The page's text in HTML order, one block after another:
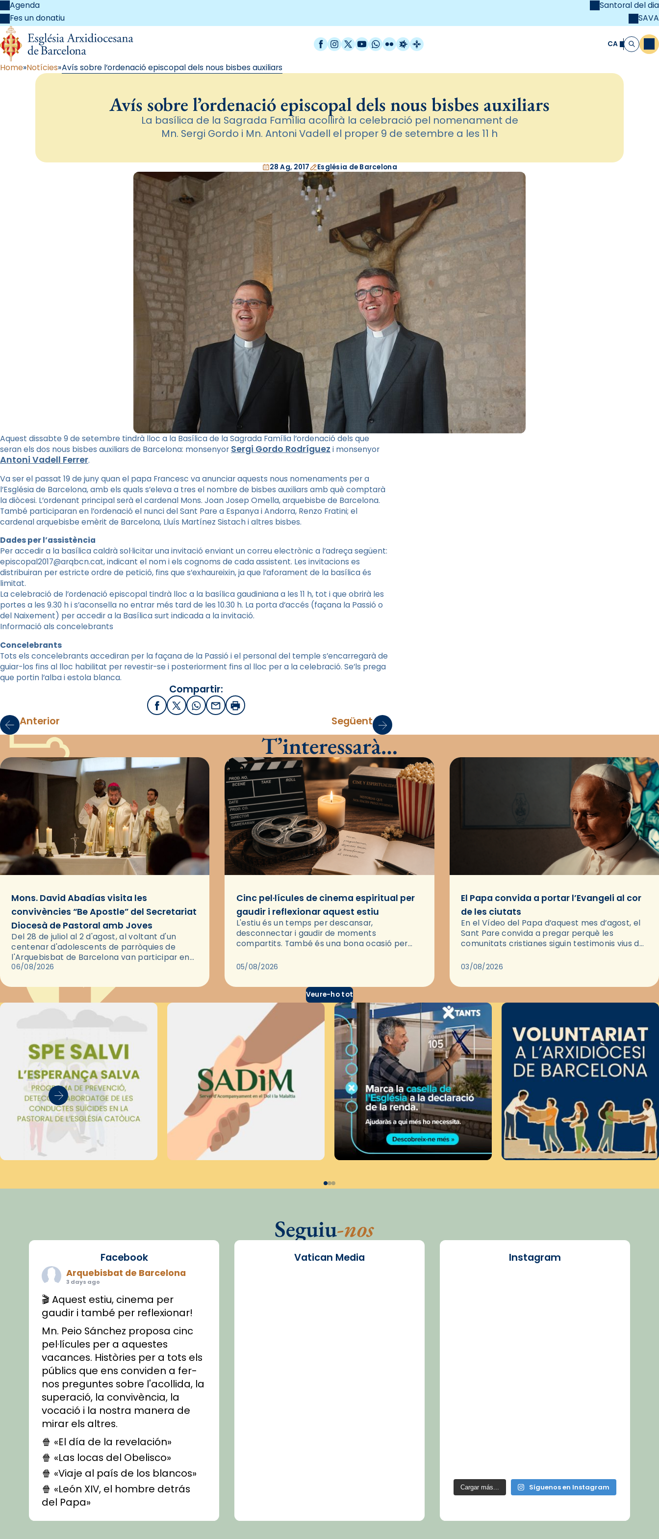
Agenda
Fes un donatiu
Santoral del dia
SAVA
Facebook
Instagram
X / Twitter
YouTube
WhatsApp
FlickrRadio Estel
Catalunya Cristiana CA Cerca
Home Notícies Avís sobre l’ordenació episcopal dels nous bisbes auxiliars
Avís sobre l’ordenació episcopal dels nous bisbes auxiliars
La basílica de la Sagrada Família acollirà la celebració pel nomenament de
Mn. Sergi Gordo i Mn. Antoni Vadell el proper 9 de setembre a les 11 h
28 Ag, 2017 Església de Barcelona
Aquest dissabte 9 de setembre tindrà lloc a la Basílica de la Sagrada Família l’ordenació dels que
seran els dos nous bisbes auxiliars de Barcelona: monsenyor Sergi Gordo Rodríguez i monsenyor
Antoni Vadell Ferrer.
Va ser el passat 19 de juny quan el papa Francesc va anunciar aquests nous nomenaments per a
l’Església de Barcelona, amb els quals s’eleva a tres el nombre de bisbes auxiliars amb què comptarà
la diòcesi. L’ordenant principal serà el cardenal Mons. Joan Josep Omella, arquebisbe de Barcelona.
També participaran en l’ordenació el nunci del Sant Pare a Espanya i Andorra, Renzo Fratini; el
cardenal arquebisbe emèrit de Barcelona, Lluís Martínez Sistachi altres bisbes.
Dades per l’assistència
Per accedir a la basílica caldrà sol·licitar una invitació enviant un correu electrònic a l’adreça següent:
episcopal2017@arqbcn.cat, indicant el nom i els cognoms de cada assistent. Les invitacions es
distribuiran per estricte ordre de petició, fins que s’exhaureixin, ja que l’aforament de la basílica és
limitat.
La celebració de l’ordenació episcopal tindrà lloc a la basílica gaudiniana a les 11 h, tot i que obrirà les
portes a les 9.30 h i s’aconsella no entrar més tard de les 10.30 h. La porta d’accés (façana la Passió o
del Naixement) per accedir a la Basílica surt indicada a la invitació.
Informació als concelebrants
Concelebrants
Tots els concelebrants accediran per la façana de la Passió i el personal del temple s’encarregarà de
guiar-los fins al lloc habilitat per revestir-se i posteriorment fins al lloc per a la celebració. Se’ls prega
que portin l’alba i estola blanca.
Compartir:
FacebookX / Twitter
WhatsApp
EmailImprimir
Anterior Següent
T’interessarà…
Mons. David Abadías visita les
convivències “Be Apostle” del Secretariat
Diocesà de Pastoral amb Joves
Del 28 de juliol al 2 d'agost, al voltant d'un
centenar d'adolescents de parròquies de
l'Arquebisbat de Barcelona van participar en
les convivències Be Apostle, organitzades pel
06/08/2026
Cinc pel·lícules de cinema espiritual per
gaudir i reflexionar aquest estiu
L'estiu és un temps per descansar,
desconnectar i gaudir de moments
compartits. També és una bona ocasió per
través del cinema, reflexionar sobre les…
05/08/2026
El Papa convida a portar l’Evangeli al cor
de les ciutats
En el Vídeo del Papa d’aquest mes d’agost, el
Sant Pare convida a pregar perquè les
comunitats cristianes siguin testimonis vius de
pregària, el…
03/08/2026
Veure-ho tot
Seguiu-nos
Facebook
Arquebisbat de Barcelona
3 days ago
🎬 Aquest estiu, cinema per
gaudir i també per reflexionar!
Mn. Peio Sánchez proposa cinc
pel·lícules per a aquestes
vacances. Històries per a tots els
públics que ens conviden a fer-
nos preguntes sobre l'acollida, la
superació, la convivència, la
vocació i la nostra manera de
mirar els altres.
🍿 «El día de la revelación»
🍿 «Las locas del Obelisco»
🍿 «Viaje al país de los blancos»
🍿 «León XIV, el hombre detrás
del Papa»
🍿 «Las ovejas detectives»
Vatican Media Instagram
Cargar más... Síguenos en Instagram